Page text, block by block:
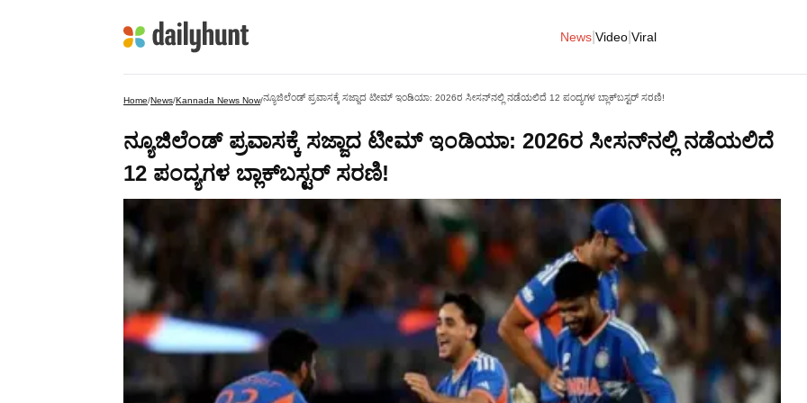
News Video Viral
Home/News/Kannada News Now/​ನ್ಯೂಜಿಲೆಂಡ್ ಪ್ರವಾಸಕ್ಕೆ ಸಜ್ಜಾದ ಟೀಮ್ ಇಂಡಿಯಾ: 2026ರ ಸೀಸನ್‌ನಲ್ಲಿ ನಡೆಯಲಿದೆ 12 ಪಂದ್ಯಗಳ ಬ್ಲಾಕ್‌ಬಸ್ಟರ್ ಸರಣಿ!
​ನ್ಯೂಜಿಲೆಂಡ್ ಪ್ರವಾಸಕ್ಕೆ ಸಜ್ಜಾದ ಟೀಮ್ ಇಂಡಿಯಾ: 2026ರ ಸೀಸನ್‌ನಲ್ಲಿ ನಡೆಯಲಿದೆ
12 ಪಂದ್ಯಗಳ ಬ್ಲಾಕ್‌ಬಸ್ಟರ್ ಸರಣಿ!